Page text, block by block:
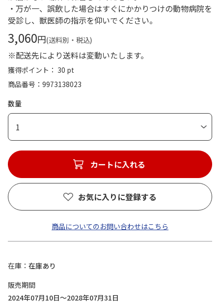
・万が一、誤飲した場合はすぐにかかりつけの動物病院を
受診し、獣医師の指示を仰いでください。
3,060円(送料別・税込)
※配送先により送料は変動いたします。
獲得ポイント： 30 pt
商品番号
9973138023
数量
1
カートに入れる
お気に入りに登録する
商品についてのお問い合わせはこちら
在庫
在庫あり
販売期間
2024年07月10日～2028年07月31日